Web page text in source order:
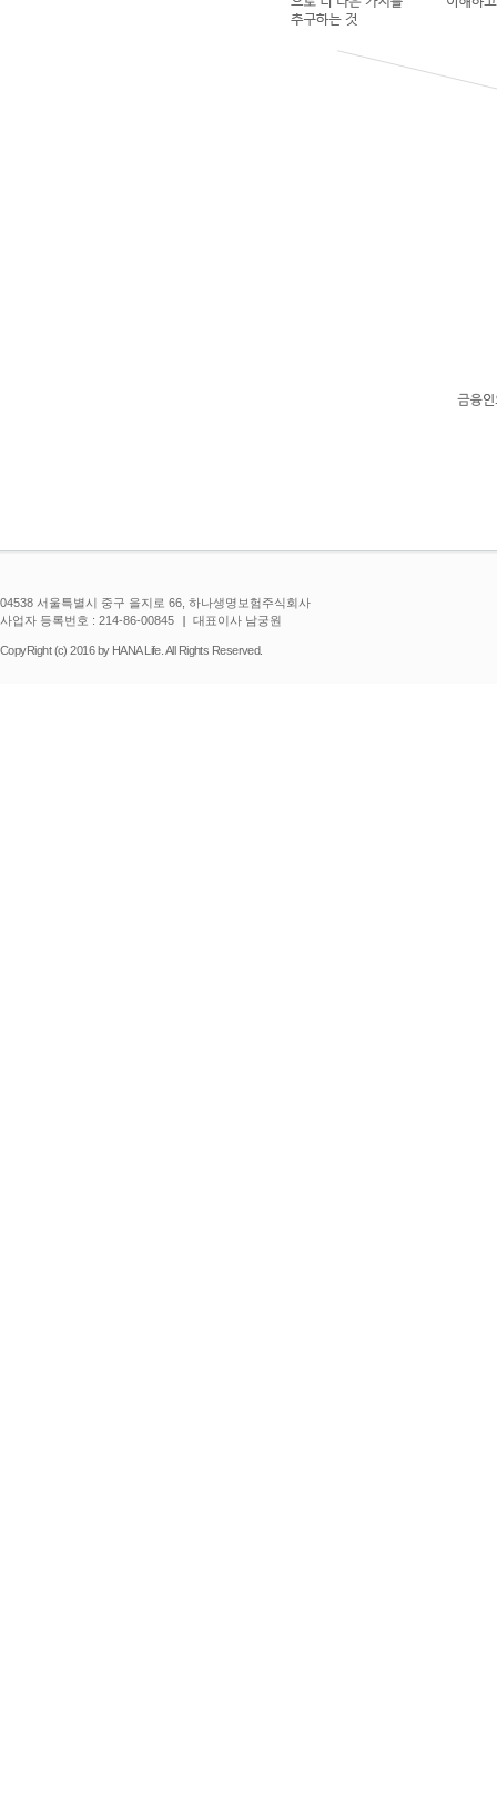
04538 서울특별시 중구 을지로 66, 하나생명보험주식회사
사업자 등록번호 : 214-86-00845
대표이사 남궁원
CopyRight (c) 2016 by HANA Life. All Rights Reserved.